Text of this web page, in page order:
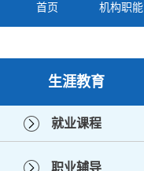
首页 机构职能
生涯教育
就业课程
职业辅导